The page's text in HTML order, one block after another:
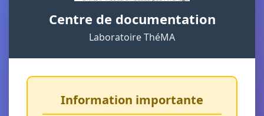
Centre de documentation
Laboratoire ThéMA
Information importante